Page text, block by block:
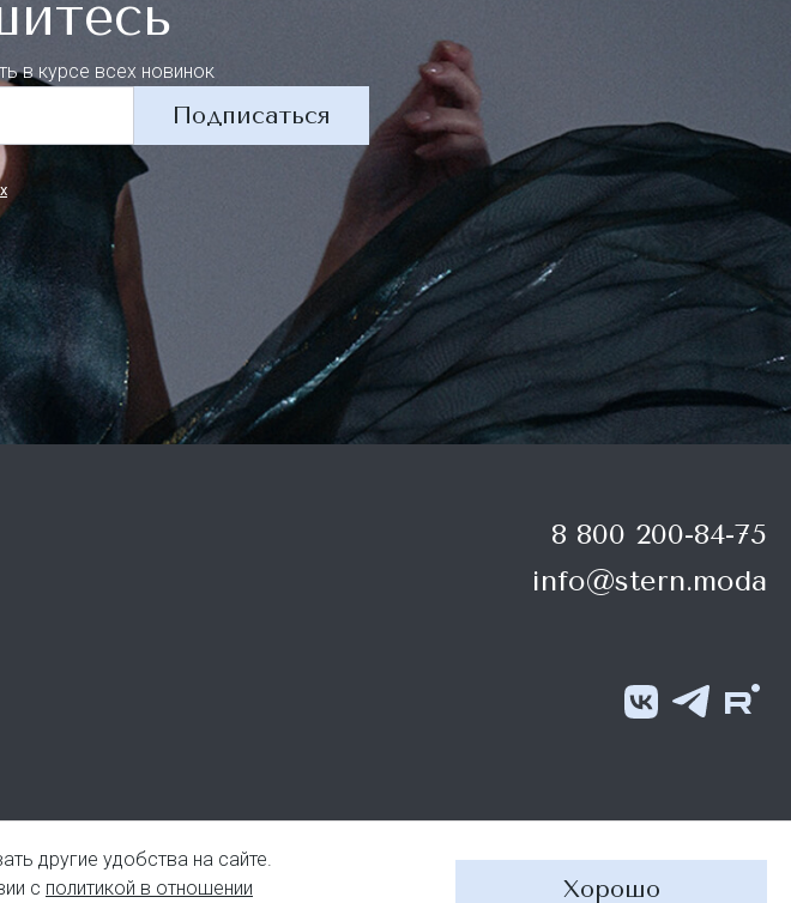
в курсе всех новинок
Подписаться
8 800 200-84-75
info@stern.moda
cookiesПубличная оферта
другие удобства на сайте.
с политикой в отношении Хорошо